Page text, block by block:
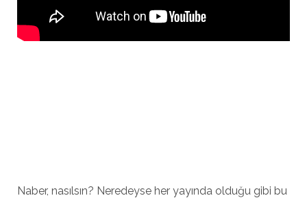
Naber, nasılsın? Neredeyse her yayında olduğu gibi bu